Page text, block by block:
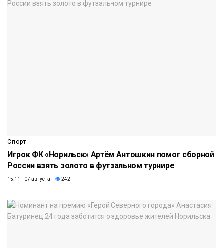
Спорт
Игрок ФК «Норильск» Артём Антошкин помог сборной
России взять золото в футзальном турнире
15:11 07 августа 242